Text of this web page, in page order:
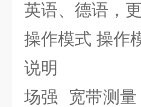
英语、德语，
操作模式 操作
说明
场强 宽带测量